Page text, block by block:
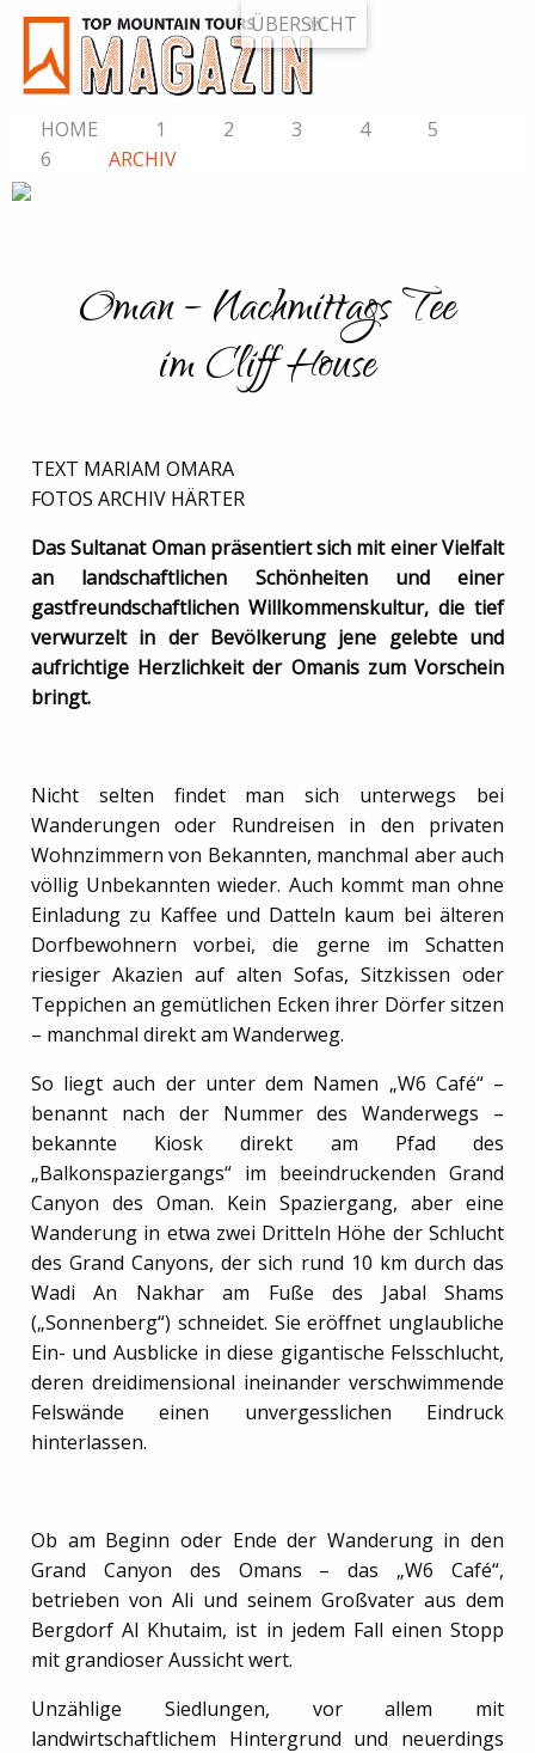
ÜBERSICHT
HOME 1 2 3 4
5
6
ARCHIV
Oman – Nachmittags Tee
im Cliff House
TEXT MARIAM OMARA
FOTOS ARCHIV HÄRTER
Das Sultanat Oman präsentiert sich mit einer Vielfalt
an landschaftlichen Schönheiten und einer
gastfreundschaftlichen Willkommenskultur, die tief
verwurzelt in der Bevölkerung jene gelebte und
aufrichtige Herzlichkeit der Omanis zum Vorschein
bringt.
Nicht selten findet man sich unterwegs bei
Wanderungen oder Rundreisen in den privaten
Wohnzimmern von Bekannten, manchmal aber auch
völlig Unbekannten wieder. Auch kommt man ohne
Einladung zu Kaffee und Datteln kaum bei älteren
Dorfbewohnern vorbei, die gerne im Schatten
riesiger Akazien auf alten Sofas, Sitzkissen oder
Teppichen an gemütlichen Ecken ihrer Dörfer sitzen
– manchmal direkt am Wanderweg.
So liegt auch der unter dem Namen „W6 Café“ –
benannt nach der Nummer des Wanderwegs –
bekannte Kiosk direkt am Pfad des
„Balkonspaziergangs“ im beeindruckenden Grand
Canyon des Oman. Kein Spaziergang, aber eine
Wanderung in etwa zwei Dritteln Höhe der Schlucht
des Grand Canyons, der sich rund 10 km durch das
Wadi An Nakhar am Fuße des Jabal Shams
(„Sonnenberg“) schneidet. Sie eröffnet unglaubliche
Ein- und Ausblicke in diese gigantische Felsschlucht,
deren dreidimensional ineinander verschwimmende
Felswände einen unvergesslichen Eindruck
hinterlassen.
Ob am Beginn oder Ende der Wanderung in den
Grand Canyon des Omans – das „W6 Café“,
betrieben von Ali und seinem Großvater aus dem
Bergdorf Al Khutaim, ist in jedem Fall einen Stopp
mit grandioser Aussicht wert.
Unzählige Siedlungen, vor allem mit
landwirtschaftlichem Hintergrund und neuerdings